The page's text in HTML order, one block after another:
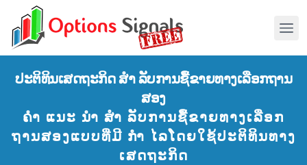
ປະຕິທິນເສດຖະກິດ ສຳ ລັບການຊື້ຂາຍທາງເລືອກຖານ
ສອງ
ຄຳ ແນະ ນຳ ສຳ ລັບການຊື້ຂາຍທາງເລືອກ
ຖານສອງແບບທີ່ມີ ກຳ ໄລໂດຍໃຊ້ປະຕິທິນທາງ
ເສດຖະກິດ